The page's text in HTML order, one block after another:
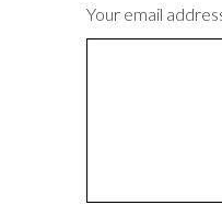
Your email